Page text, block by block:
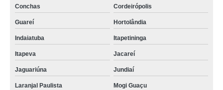
Conchas Cordeirópolis
Guareí Hortolândia
Indaiatuba Itapetininga
Itapeva Jacareí
Jaguariúna Jundiaí
Laranjal Paulista Mogi Guaçu